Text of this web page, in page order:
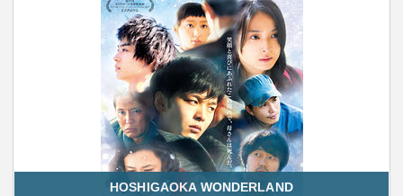
HOSHIGAOKA WONDERLAND